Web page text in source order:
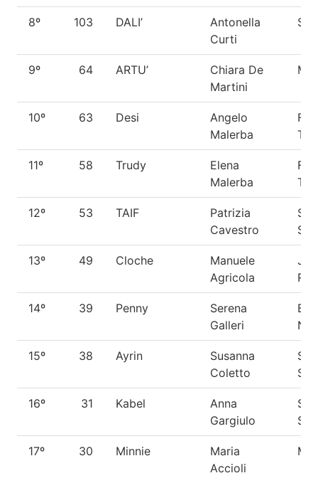
8º 103 DALI’
Antonella
Curti
9º 64 ARTU’
Chiara De
Martini
10º 63 Desi
Angelo
Malerba
Fox
11º 58 Trudy
Elena
Malerba
Fox
12º 53 TAIF
Patrizia
Cavestro
13º 49 Cloche
Manuele
Agricola
14º 39 Penny
Serena
Galleri
15º 38 Ayrin
Susanna
Coletto
16º 31 Kabel
Anna
Gargiulo
17º 30 Minnie
Maria
Accioli